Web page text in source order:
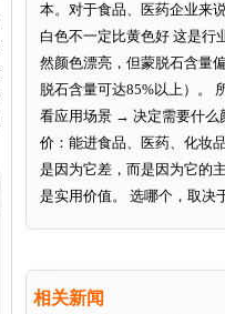
本。对于食品、医药企业来
白色不一定比黄色好 这是行
然颜色漂亮，但蒙脱石含量
脱石含量可达85%以上）。
看应用场景 → 决定需要什么
价：能进食品、医药、化妆
是因为它差，而是因为它的
是实用价值。 选哪个，取决
相关新闻